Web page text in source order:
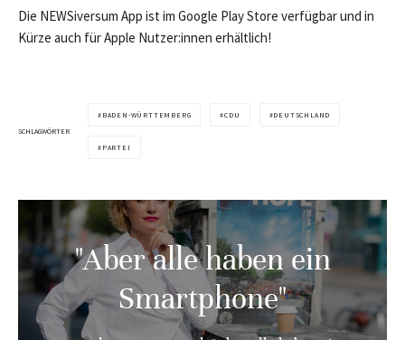
Die NEWSiversum App ist im Google Play Store verfügbar und in
Kürze auch für Apple Nutzer:innen erhältlich!
SCHLAGWÖRTER
BADEN-WÜRTTEMBERG CDU DEUTSCHLAND
PARTEI
"Aber alle haben ein
Smartphone"